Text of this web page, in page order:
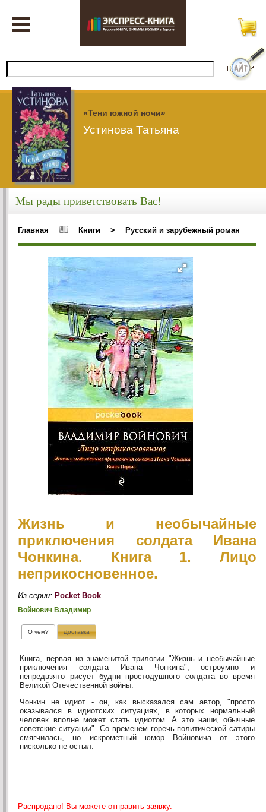
«Тени южной ночи»
Устинова Татьяна
Мы рады приветствовать Вас!
Главная Книги > Русский и зарубежный роман
Жизнь и необычайные
приключения солдата Ивана
Чонкина. Книга 1. Лицо
неприкосновенное.
Из серии:Pocket Book
Войнович Владимир
О чем? Доставка
Книга, первая из знаменитой трилогии "Жизнь и необычайные
приключения солдата Ивана Чонкина", остроумно и
непредвзято рисует будни простодушного солдата во время
Великой Отечественной войны.
Чонкин не идиот - он, как высказался сам автор, "просто
оказывался в идиотских ситуациях, в которых нормальный
человек вполне может стать идиотом. А это наши, обычные
советские ситуации". Со временем горечь политической сатиры
смягчилась, но искрометный юмор Войновича от этого
нисколько не остыл.
Распродано! Вы можете отправить заявку.